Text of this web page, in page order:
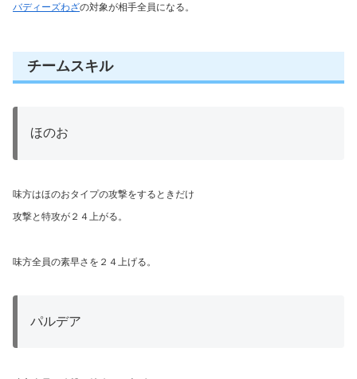
バディーズわざの対象が相手全員になる。
チームスキル
ほのお
味方はほのおタイプの攻撃をするときだけ
攻撃と特攻が２４上がる。
味方全員の素早さを２４上げる。
パルデア